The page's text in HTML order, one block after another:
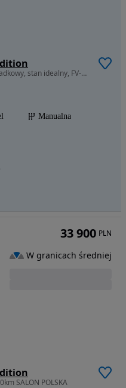
1498 cm3 • 120 KM • Krajowy, bezwypadkowy, stan idealny, FV-23
Manualna
SALON POLSKA
33 900 PLN
W granicach średniej